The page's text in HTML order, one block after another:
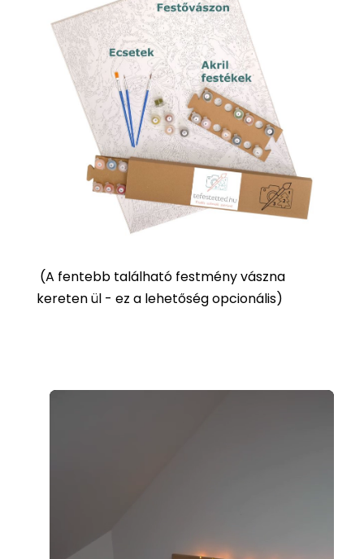
(A fentebb található festmény vászna
kereten ül - ez a lehetőség opcionális)